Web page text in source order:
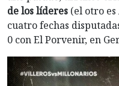
de los líderes (el otro es
cuatro fechas
0 con El Porvenir, en